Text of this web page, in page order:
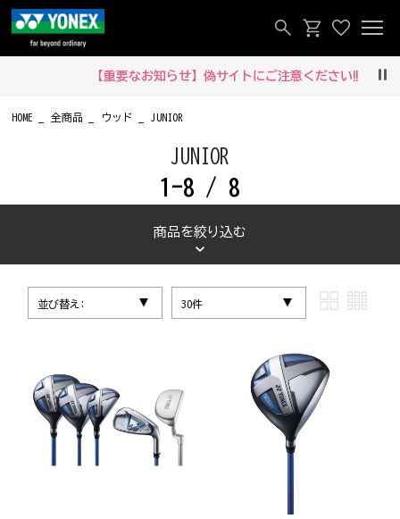
【重要なお知らせ】偽サイトにご注意ください‼
HOME 全商品 ウッド JUNIOR
JUNIOR
1-8 / 8
商品を絞り込む
並び替え: 30件